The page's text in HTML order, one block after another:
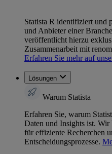
Statista R identifiziert und
und Anbieter einer
veröffentlicht hierzu
Zusammenarbeit mit
Erfahren Sie mehr auf
Lösungen
Warum Statista
Erfahren Sie, warum
Daten und Insights ist.
für effiziente Recherchen
Entscheidungsprozesse.